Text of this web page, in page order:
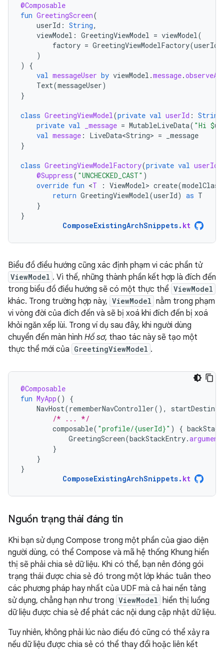
@Composable
fun GreetingScreen(
userId : String,
viewModel : GreetingViewModel = viewModel(
factory = GreetingViewModelFactory(userId
)
)
{
val messageUser by viewModel .message.
Text(messageUser)
}
class GreetingViewModel(private val userId : String
private val _message = MutableLiveData( "Hi $
val message : LiveData<String> =
_message
}
class GreetingViewModelFactory(private val userId
@Suppress( "UNCHECKED_CAST" )
override fun <T : ViewModel> create(modelClass
return GreetingViewModel(userId) as T
}
}
ComposeExistingArchSnippets. kt
Biểu đồ điều hướng cũng xác định phạm vi các phần tử
ViewModel . Vì thế, những thành phần kết hợp là đích đến
trong biểu đồ điều hướng sẽ có một thực thể ViewModel
khác. Trong trường hợp này, ViewModel nằm trong phạm
vi vòng đời của đích đến và sẽ bị xoá khi đích đến bị xoá
khỏi ngăn xếp lùi. Trong ví dụ sau đây, khi người dùng
chuyển đến màn hình Hồ sơ, thao tác này sẽ tạo một
thực thể mới của GreetingViewModel .
@Composable
fun MyApp()
{
NavHost(rememberNavController(),
/* ... */
composable( "profile/{userId}" ) {
GreetingScreen(backStackEntry.
}
}
}
ComposeExistingArchSnippets. kt
Nguồn trạng thái đáng tin
Khi bạn sử dụng Compose trong một phần của giao diện
người dùng, có thể Compose và mã hệ thống Khung hiển
thị sẽ phải chia sẻ dữ liệu. Khi có thể, bạn nên đóng gói
trạng thái được chia sẻ đó trong một lớp khác tuân theo
các phương pháp hay nhất của UDF mà cả hai nền tảng
sử dụng, chẳng hạn như trong ViewModel hiển thị luồng
dữ liệu được chia sẻ để phát các nội dung cập nhật dữ liệu.
Tuy nhiên, không phải lúc nào điều đó cũng có thể xảy ra
nếu dữ liệu được chia sẻ có thể thay đổi hoặc liên kết